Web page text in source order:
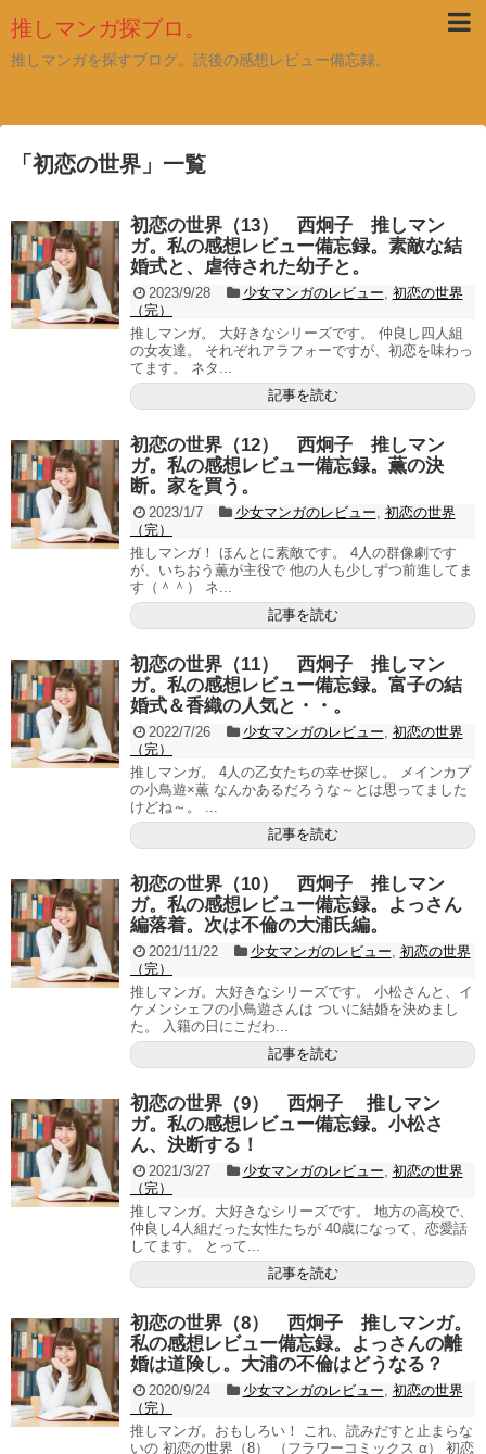
推しマンガ探ブロ。
推しマンガを探すブログ。読後の感想レビュー備忘録。
「 初恋の世界 」 一覧
初恋の世界（13） 西炯子 推しマン
ガ。私の感想レビュー備忘録。素敵な結
婚式と、虐待された幼子と。
2023/9/28 少女マンガのレビュー 初恋の世界
（完）
推しマンガ。 大好きなシリーズです。 仲良し四人組
の女友達。 それぞれアラフォーですが、初恋を味わっ
てます。 ネタ...
記事を読む
初恋の世界（12） 西炯子 推しマン
ガ。私の感想レビュー備忘録。薫の決
断。家を買う。
2023/1/7 少女マンガのレビュー 初恋の世界
（完）
推しマンガ！ ほんとに素敵です。 4人の群像劇です
が、いちおう薫が主役で 他の人も少しずつ前進してま
す（＾＾） ネ...
記事を読む
初恋の世界（11） 西炯子 推しマン
ガ。私の感想レビュー備忘録。富子の結
婚式＆香織の人気と・・。
2022/7/26 少女マンガのレビュー 初恋の世界
（完）
推しマンガ。 4人の乙女たちの幸せ探し。 メインカプ
の小鳥遊×薫 なんかあるだろうな～とは思ってました
けどね～。 ...
記事を読む
初恋の世界（10） 西炯子 推しマン
ガ。私の感想レビュー備忘録。よっさん
編落着。次は不倫の大浦氏編。
2021/11/22 少女マンガのレビュー 初恋の世界
（完）
推しマンガ。大好きなシリーズです。 小松さんと、イ
ケメンシェフの小鳥遊さんは ついに結婚を決めまし
た。 入籍の日にこだわ...
記事を読む
初恋の世界（9） 西炯子 推しマン
ガ。私の感想レビュー備忘録。小松さ
ん、決断する！
2021/3/27 少女マンガのレビュー 初恋の世界
（完）
推しマンガ。大好きなシリーズです。 地方の高校で、
仲良し4人組だった女性たちが 40歳になって、恋愛話
してます。 とって...
記事を読む
初恋の世界（8） 西炯子 推しマンガ。
私の感想レビュー備忘録。よっさんの離
婚は道険し。大浦の不倫はどうなる？
2020/9/24 少女マンガのレビュー 初恋の世界
（完）
推しマンガ。おもしろい！ これ、読みだすと止まらな
いの 初恋の世界（8） （フラワーコミックス α） 初恋